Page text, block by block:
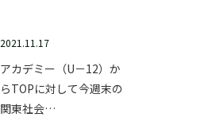
2021.11.17
アカデミー（U－12）か
らTOPに対して今週末の
関東社会…